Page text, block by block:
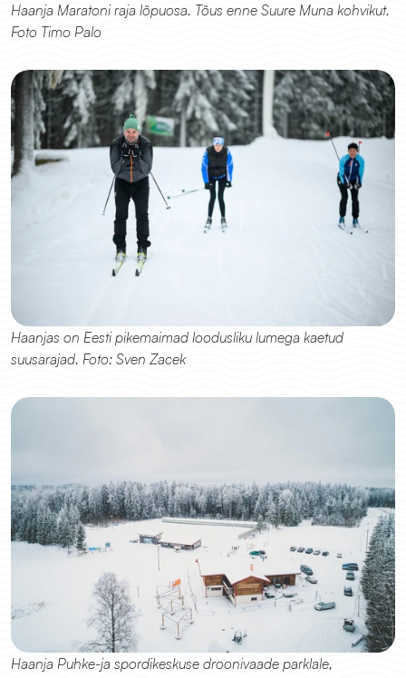
Haanja Maratoni raja lõpuosa. Tõus enne Suure Muna kohvikut.
Foto Timo Palo
Haanjas on Eesti pikemaimad loodusliku lumega kaetud
suusarajad. Foto: Sven Zacek
Haanja Puhke-ja spordikeskuse droonivaade parklale,